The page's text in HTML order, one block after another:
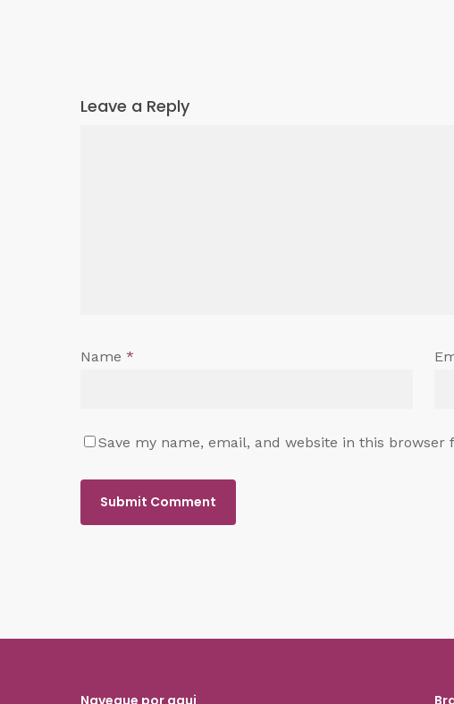
Leave a Reply
Name *
Save my name, email, and website in this